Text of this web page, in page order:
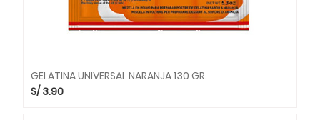
GELATINA UNIVERSAL NARANJA 130 GR.
S/3.90